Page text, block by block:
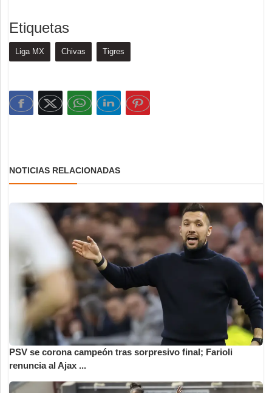
Etiquetas
Liga MX Chivas Tigres
NOTICIAS RELACIONADAS
PSV se corona campeón tras sorpresivo final; Farioli
renuncia al Ajax ...